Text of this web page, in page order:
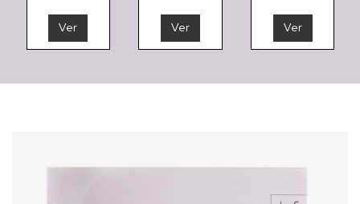
Ver Ver Ver